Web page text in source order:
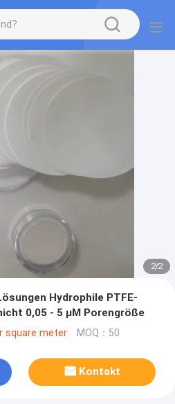
2/2
Hydrophile PTFE-
0,05 - 5 μM Porengröße
square meter MOQ：50
Kontakt